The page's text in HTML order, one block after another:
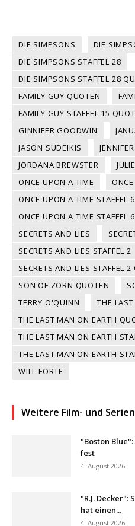
DIE SIMPSONS
DIE
DIE SIMPSONS STAFFEL 28
DIE SIMPSONS STAFFEL 28
FAMILY GUY QUOTEN
FAMILY GUY STAFFEL 15
GINNIFER GOODWIN
JASON SUDEIKIS
JORDANA BREWSTER
ONCE UPON A TIME
ONCE UPON A TIME STAFFEL 6
ONCE UPON A TIME STAFFEL
SECRETS AND LIES
SECRETS AND LIES STAFFEL 2
SECRETS AND LIES STAFFEL 2
SON OF ZORN QUOTEN
TERRY O'QUINN
THE
THE LAST MAN ON EARTH
THE LAST MAN ON EARTH
THE LAST MAN ON EARTH
WILL FORTE
Weitere Film- und
"Boston
fest
4. August 2026
"R.J. Decker":
hat einen...
4. August 2026